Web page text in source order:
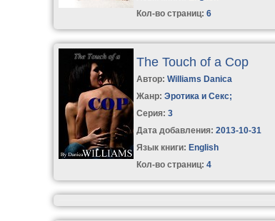
Кол-во страниц: 6
The Touch of a Cop
Автор:Williams Danica
Жанр: Эротика и Секс;
Серия:3
Дата добавления: 2013-10-31
Язык книги: English
Кол-во страниц: 4